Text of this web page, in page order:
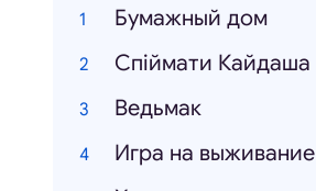
Бумажный дом
Спіймати Кайдаша
Ведьмак
Игра на выживание